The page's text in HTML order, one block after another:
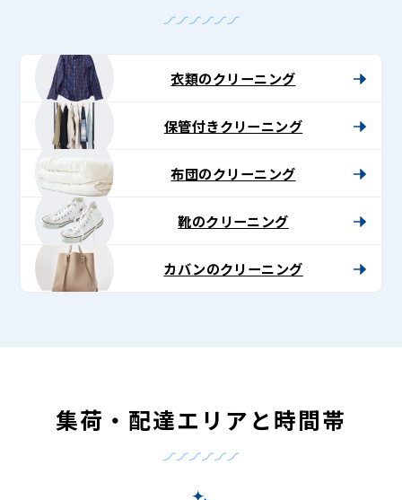
衣類のクリーニング
保管付きクリーニング
布団のクリーニング
靴のクリーニング
カバンのクリーニング
集荷・配達エリアと時間帯